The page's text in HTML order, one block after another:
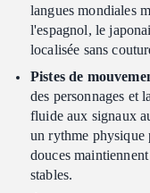
langues mondiales
l'espagnol, le
localisée sans
Pistes de
des personnages et
fluide aux signaux
un rythme physique
douces
stables.